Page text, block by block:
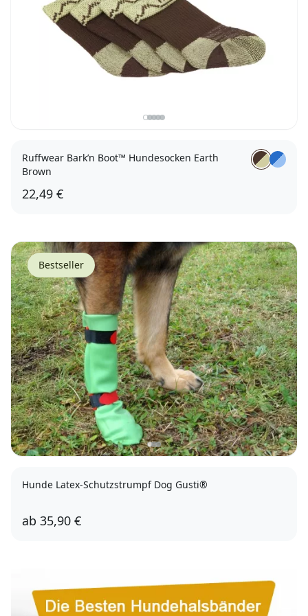
Ruffwear Bark’n Boot™ Hundesocken Earth
Brown
22,49 €
Bestseller
Hunde Latex-Schutzstrumpf Dog Gusti®
ab 35,90 €